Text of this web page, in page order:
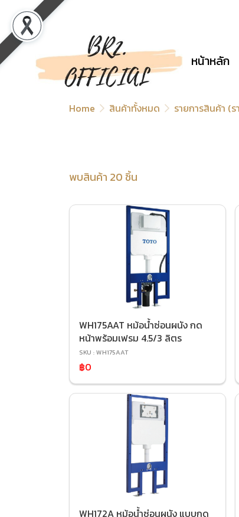
หน้าหลัก
Home สินค้าทั้งหมด รายการสินค้า (ร
พบสินค้า 20 ชิ้น
WH175AAT หม้อน้ำซ่อนผนัง กด
หน้าพร้อมเฟรม 4.5/3 ลิตร
SKU : WH175AAT
฿0
WH172A หม้อน้ำซ่อนผนัง แบบกด